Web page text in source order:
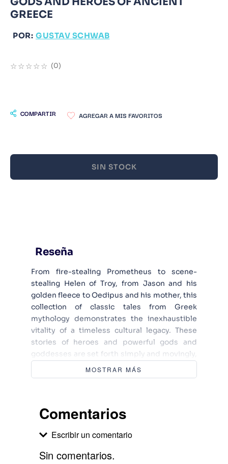
GREECE
POR: GUSTAV SCHWAB
☆☆☆☆☆ (0)
COMPARTIR
SIN STOCK
Reseña
From fire-stealing Prometheus to scene-
stealing Helen of Troy, from Jason and his
golden fleece to Oedipus and his mother, this
collection of classic tales from Greek
mythology demonstrates the inexhaustible
vitality of a timeless cultural legacy. These
stories of heroes and powerful gods and
goddesses are set forth simply and movingly,
in language that retains the power and drama
of the original works by Aeschylus,
MOSTRAR MÁS
Comentarios
Escribir un comentario
Sin comentarios.
9. Warhammer
10. Infantil